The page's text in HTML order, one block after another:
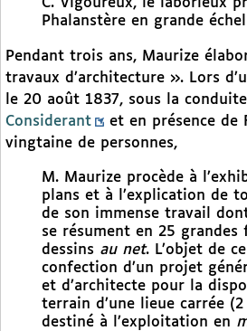
C. Vigoureux, le laborieux
Phalanstère en grande
Pendant trois ans, Maurize
travaux d’architecture ». Lors
le 20 août 1837, sous la
Considerant
et en présence de
vingtaine de personnes,
M. Maurize procède à
plans et à l’explication de
de son immense travail
se résument en 25 grandes
dessins au net. L’objet de
confection d’un projet
et d’architecte pour la
terrain d’une lieue carrée
destiné à l’exploitation en